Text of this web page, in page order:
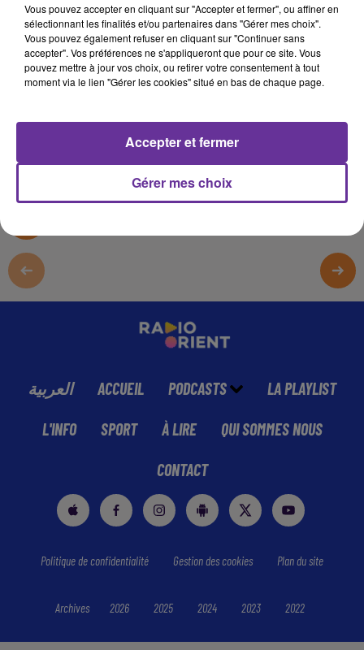
ARABE DU 11/4/2022
JS
EDITION DU JOURNAL DU LIBAN 17 H 11/4/2022
العربية ACCUEIL PODCASTS LA PLAYLIST
L'INFO SPORT À LIRE QUI SOMMES NOUS
CONTACT
Politique de confidentialité Gestion des cookies Plan du site
Archives 2026 2025 2024 2023 2022
Vous pouvez accepter en cliquant sur "Accepter et fermer", ou affiner en
sélectionnant les finalités et/ou partenaires dans "Gérer mes choix".
Vous pouvez également refuser en cliquant sur "Continuer sans
accepter". Vos préférences ne s'appliqueront que pour ce site. Vous
pouvez mettre à jour vos choix, ou retirer votre consentement à tout
moment via le lien "Gérer les cookies" situé en bas de chaque page.
Gérer mes choix
Accepter et fermer